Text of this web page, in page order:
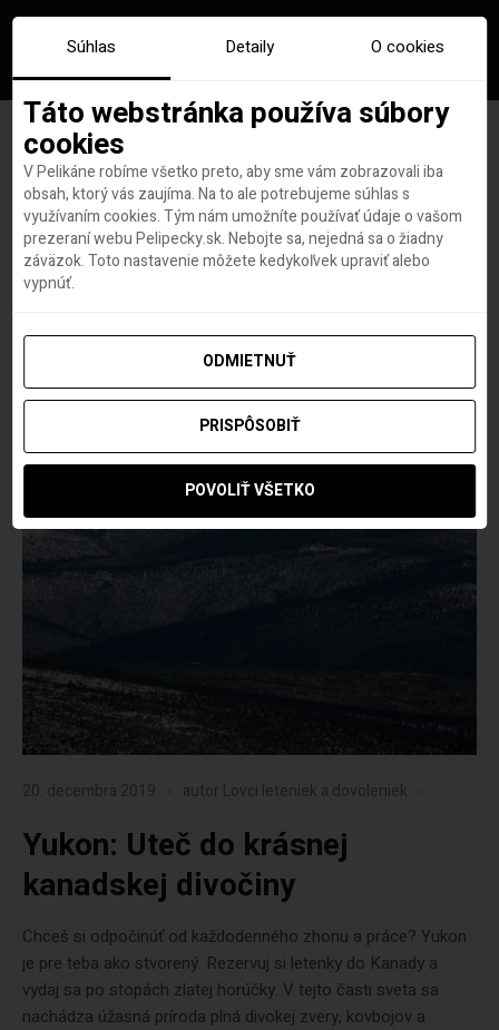
Značka:yukon
20. decembra 2019 autor Lovci leteniek a dovoleniek
Yukon: Uteč do krásnej
kanadskej divočiny
Chceš si odpočinúť od každodenného zhonu a práce? Yukon
je pre teba ako stvorený. Rezervuj si letenky do Kanady a
vydaj sa po stopách zlatej horúčky. V tejto časti sveta sa
nachádza úžasná príroda plná divokej zvery, kovbojov a
Súhlas Detaily O cookies
Táto webstránka používa súbory
cookies
V Pelikáne robíme všetko preto, aby sme vám zobrazovali iba
obsah, ktorý vás zaujíma. Na to ale potrebujeme súhlas s
využívaním cookies. Tým nám umožníte používať údaje o vašom
prezeraní webu Pelipecky.sk. Nebojte sa, nejedná sa o žiadny
záväzok. Toto nastavenie môžete kedykoľvek upraviť alebo
vypnúť.
ODMIETNUŤ
PRISPÔSOBIŤ
POVOLIŤ VŠETKO